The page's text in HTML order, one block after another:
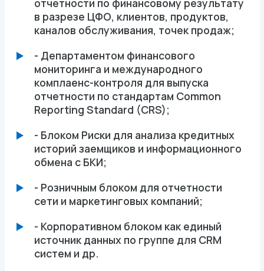
отчетности по финансовому результату
в разрезе ЦФО, клиентов, продуктов,
каналов обслуживания, точек продаж;
- Департаментом финансового
мониторинга и международного
комплаенс-контроля для выпуска
отчетности по стандартам Common
Reporting Standard (CRS);
- Блоком Риски для анализа кредитных
историй заемщиков и информационного
обмена с БКИ;
- Розничным блоком для отчетности
сети и маркетинговых компаний;
- Корпоративном блоком как единый
источник данных по группе для CRM
систем и др.